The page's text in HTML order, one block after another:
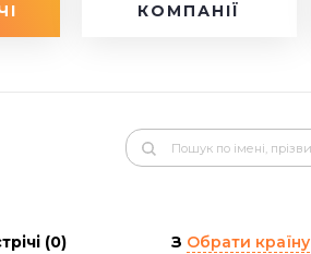
КОМПАНІЇ
(0) З Обрати країну